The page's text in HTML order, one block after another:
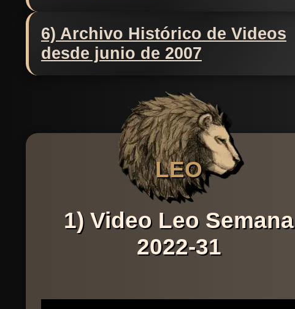
6) Archivo Histórico de Videos
desde junio de 2007
LEO
1) Video Leo Semana
2022-31